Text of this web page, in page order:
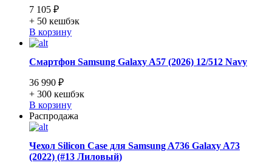
7 105 ₽
+ 50 кешбэк
В корзину
Смартфон Samsung Galaxy A57 (2026) 12/512 Navy
36 990 ₽
+ 300 кешбэк
В корзину
Распродажа
Чехол Silicon Case для Samsung A736 Galaxy A73
(2022) (#13 Лиловый)